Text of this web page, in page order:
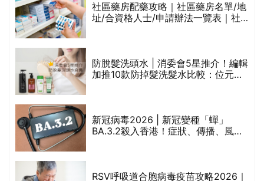
社區藥房配藥攻略｜社區藥房名單/地
址/合資格人士/申請辦法一覽表｜社
防脫髮洗頭水 | 消委會5星推介！編輯
加推10款防掉髮洗髮水比較：位元
新冠病毒2026 | 新冠變種「蟬」
BA.3.2殺入香港！症狀、傳播、風險
RSV呼吸道合胞病毒疫苗攻略2026｜